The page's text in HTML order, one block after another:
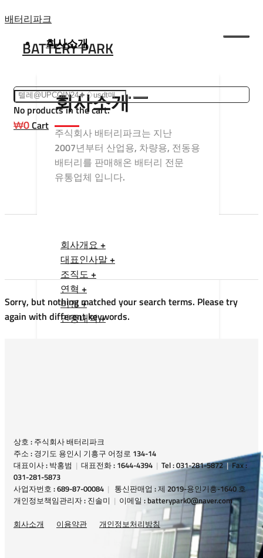
Skip
content
배터리파크
BATTERY PARK
회사소개
회사소개
주식회사 배터리파크는 지난
2007년부터 산업용, 차량용, 전동용
배터리를 판매해온 배터리 전문
유통업체 입니다.
회사개요 +
대표인사말 +
조직도 +
연혁 +
비전 +
인증내역 +
No products in the cart.
₩0Cart
Sorry, but nothing matched your search terms. Please try
again with different keywords.
상호 : 주식회사 배터리파크
주소 : 경기도 용인시 기흥구 어정로 134-14
대표이사 : 박홍범 | 대표전화 : 1644-4394 | Tel : 031-281-5872|Fax :
031-281-5873
사업자번호 : 689-87-00084 | 통신판매업 : 제 2019-용인기흥-1640 호
개인정보책임관리자 : 진솔미 | 이메일 : batterypark0@naver.com
회사소개 이용약관 개인정보처리방침